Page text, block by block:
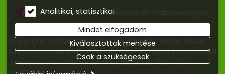
Kertvarázs Kertészeti webáruház - dísznövények,
kerti tó, öntözőrendszerek
Copyright © 2026 Kertvarázs dísznövény- és kertészeti
webáruház. Minden jog fenntartva. Elállás a szerződéstől
Impresszum Adatvédelmi nyilatkozat ÁSZF Süti
Analitikai, statisztikai
Mindet elfogadom
Kiválasztottak mentése
Csak a szükségesek